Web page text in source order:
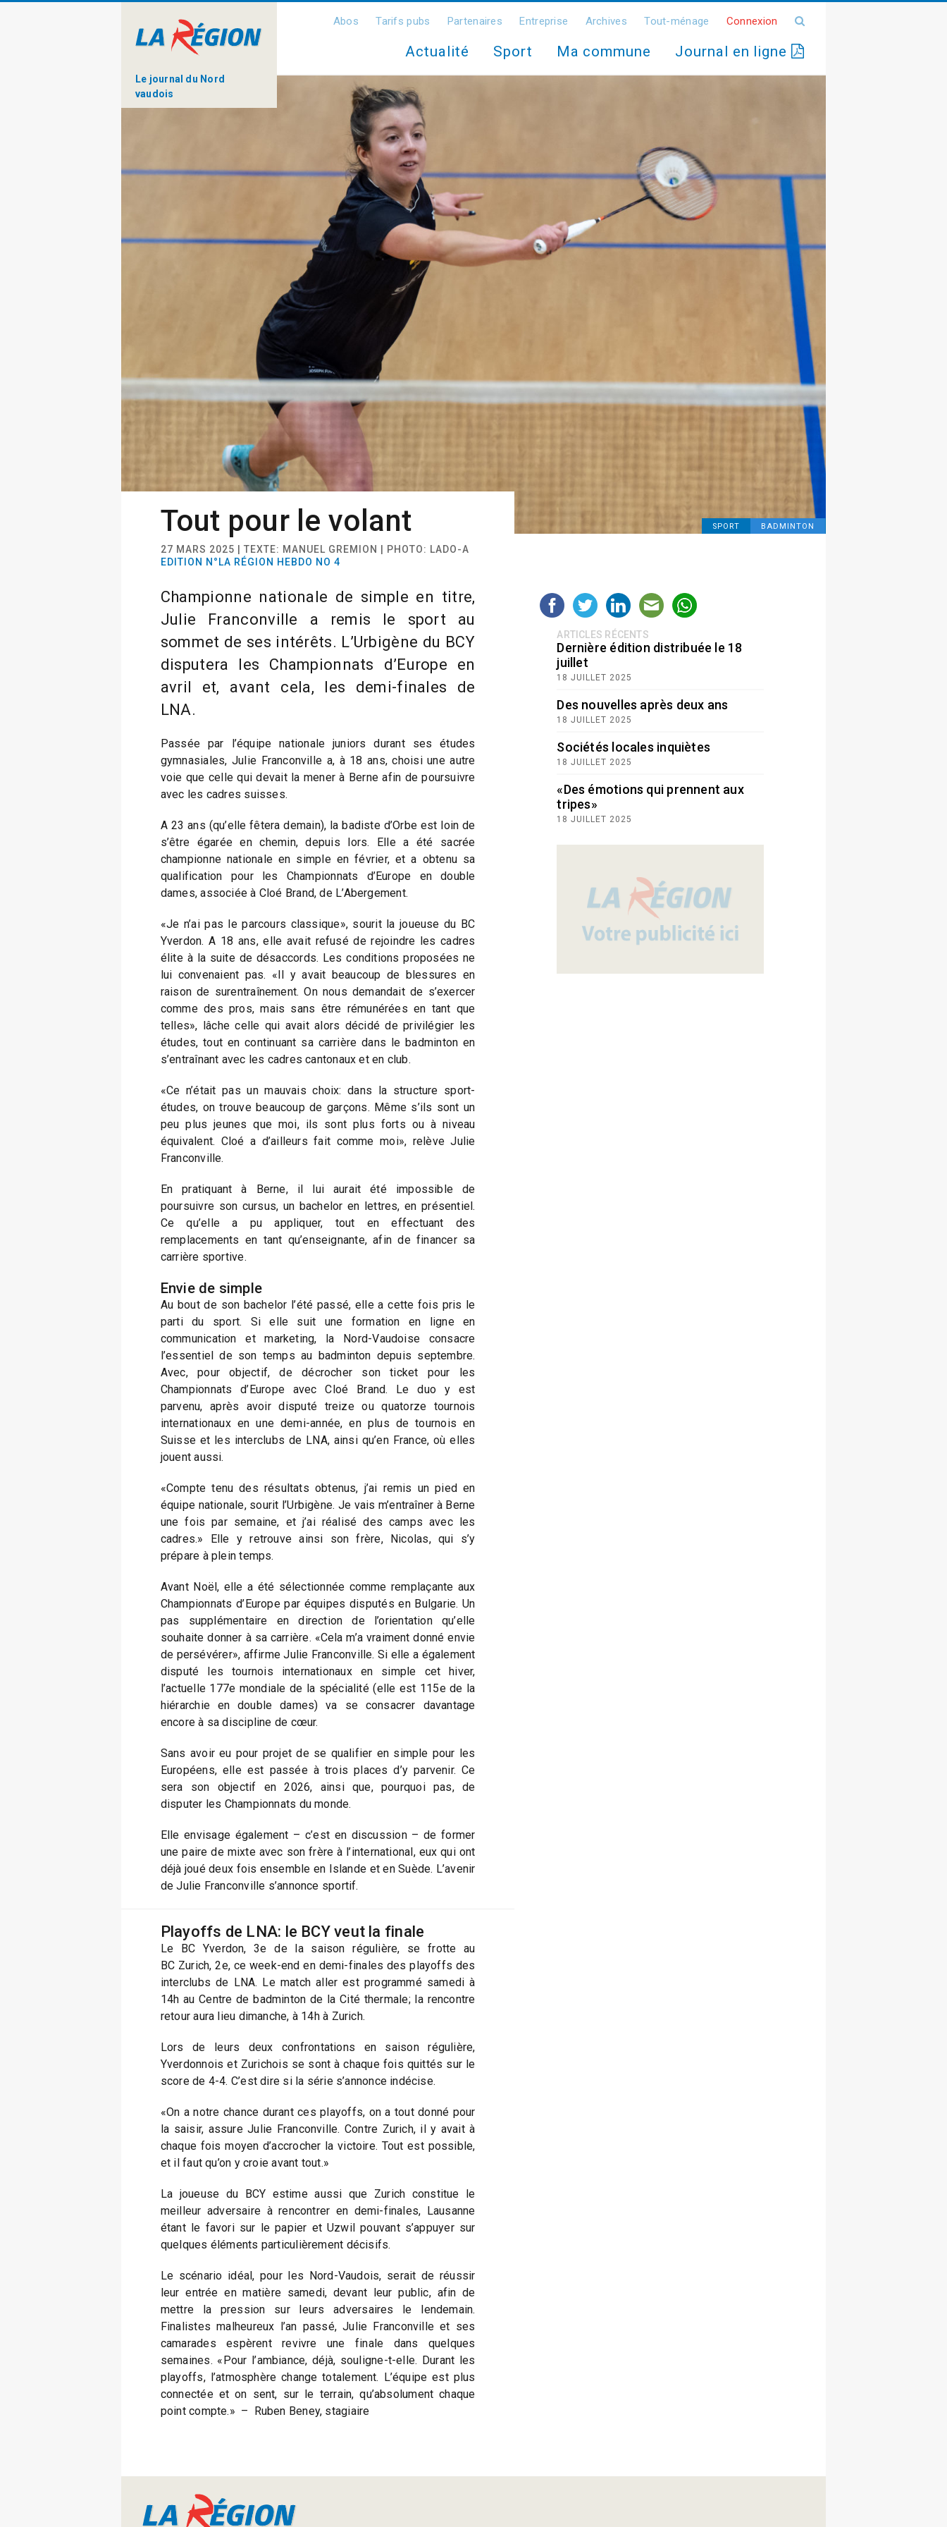
Le journal du Nord
vaudois
Abos Tarifs pubs Partenaires Entreprise Archives Tout-ménage Connexion
Actualité Sport Ma commune Journal en ligne
SPORT BADMINTON
Tout pour le volant
27 MARS 2025 | TEXTE: MANUEL GREMION | PHOTO: LADO-A
EDITION N°LA RÉGION HEBDO NO 4
Championne nationale de simple en titre,
Julie Franconville a remis le sport au
sommet de ses intérêts. L’Urbigène du BCY
disputera les Championnats d’Europe en
avril et, avant cela, les demi-finales de
LNA.
Passée par l’équipe nationale juniors durant ses études
gymnasiales, Julie Franconville a, à 18 ans, choisi une autre
voie que celle qui devait la mener à Berne afin de poursuivre
avec les cadres suisses.
A 23 ans (qu’elle fêtera demain), la badiste d’Orbe est loin de
s’être égarée en chemin, depuis lors. Elle a été sacrée
championne nationale en simple en février, et a obtenu sa
qualification pour les Championnats d’Europe en double
dames, associée à Cloé Brand, de L’Abergement.
«Je n’ai pas le parcours classique», sourit la joueuse du BC
Yverdon. A 18 ans, elle avait refusé de rejoindre les cadres
élite à la suite de désaccords. Les conditions proposées ne
lui convenaient pas. «Il y avait beaucoup de blessures en
raison de surentraînement. On nous demandait de s’exercer
comme des pros, mais sans être rémunérées en tant que
telles», lâche celle qui avait alors décidé de privilégier les
études, tout en continuant sa carrière dans le badminton en
s’entraînant avec les cadres cantonaux et en club.
«Ce n’était pas un mauvais choix: dans la structure sport-
études, on trouve beaucoup de garçons. Même s’ils sont un
peu plus jeunes que moi, ils sont plus forts ou à niveau
équivalent. Cloé a d’ailleurs fait comme moi», relève Julie
Franconville.
En pratiquant à Berne, il lui aurait été impossible de
poursuivre son cursus, un bachelor en lettres, en présentiel.
Ce qu’elle a pu appliquer, tout en effectuant des
remplacements en tant qu’enseignante, afin de financer sa
carrière sportive.
Envie de simple
Au bout de son bachelor l’été passé, elle a cette fois pris le
parti du sport. Si elle suit une formation en ligne en
communication et marketing, la Nord-Vaudoise consacre
l’essentiel de son temps au badminton depuis septembre.
Avec, pour objectif, de décrocher son ticket pour les
Championnats d’Europe avec Cloé Brand. Le duo y est
parvenu, après avoir disputé treize ou quatorze tournois
internationaux en une demi-année, en plus de tournois en
Suisse et les interclubs de LNA, ainsi qu’en France, où elles
jouent aussi.
«Compte tenu des résultats obtenus, j’ai remis un pied en
équipe nationale, sourit l’Urbigène. Je vais m’entraîner à Berne
une fois par semaine, et j’ai réalisé des camps avec les
cadres.» Elle y retrouve ainsi son frère, Nicolas, qui s’y
prépare à plein temps.
Avant Noël, elle a été sélectionnée comme remplaçante aux
Championnats d’Europe par équipes disputés en Bulgarie. Un
pas supplémentaire en direction de l’orientation qu’elle
souhaite donner à sa carrière. «Cela m’a vraiment donné envie
de persévérer», affirme Julie Franconville. Si elle a également
disputé les tournois internationaux en simple cet hiver,
l’actuelle 177e mondiale de la spécialité (elle est 115e de la
hiérarchie en double dames) va se consacrer davantage
encore à sa discipline de cœur.
Sans avoir eu pour projet de se qualifier en simple pour les
Européens, elle est passée à trois places d’y parvenir. Ce
sera son objectif en 2026, ainsi que, pourquoi pas, de
disputer les Championnats du monde.
Elle envisage également – c’est en discussion – de former
une paire de mixte avec son frère à l’international, eux qui ont
déjà joué deux fois ensemble en Islande et en Suède. L’avenir
de Julie Franconville s’annonce sportif.
Playoffs de LNA: le BCY veut la finale
Le BC Yverdon, 3e de la saison régulière, se frotte au
BC Zurich, 2e, ce week-end en demi-finales des playoffs des
interclubs de LNA. Le match aller est programmé samedi à
14h au Centre de badminton de la Cité thermale; la rencontre
retour aura lieu dimanche, à 14h à Zurich.
Lors de leurs deux confrontations en saison régulière,
Yverdonnois et Zurichois se sont à chaque fois quittés sur le
score de 4-4. C’est dire si la série s’annonce indécise.
«On a notre chance durant ces playoffs, on a tout donné pour
la saisir, assure Julie Franconville. Contre Zurich, il y avait à
chaque fois moyen d’accrocher la victoire. Tout est possible,
et il faut qu’on y croie avant tout.»
La joueuse du BCY estime aussi que Zurich constitue le
meilleur adversaire à rencontrer en demi-finales, Lausanne
étant le favori sur le papier et Uzwil pouvant s’appuyer sur
quelques éléments particulièrement décisifs.
Le scénario idéal, pour les Nord-Vaudois, serait de réussir
leur entrée en matière samedi, devant leur public, afin de
mettre la pression sur leurs adversaires le lendemain.
Finalistes malheureux l’an passé, Julie Franconville et ses
camarades espèrent revivre une finale dans quelques
semaines. «Pour l’ambiance, déjà, souligne-t-elle. Durant les
playoffs, l’atmosphère change totalement. L’équipe est plus
connectée et on sent, sur le terrain, qu’absolument chaque
point compte.» – Ruben Beney, stagiaire
ARTICLES RÉCENTS
Dernière édition distribuée le 18
juillet
18 JUILLET 2025
Des nouvelles après deux ans
18 JUILLET 2025
Sociétés locales inquiètes
18 JUILLET 2025
«Des émotions qui prennent aux
tripes»
18 JUILLET 2025